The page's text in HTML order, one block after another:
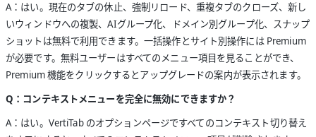
A：はい。現在のタブの休止、強制リロード、重複タブのクローズ、新し
いウィンドウへの複製、AIグループ化、ドメイン別グループ化、スナップ
ショットは無料で利用できます。一括操作とサイト別操作には Premium
が必要です。無料ユーザーはすべてのメニュー項目を見ることができ、
Premium 機能をクリックするとアップグレードの案内が表示されます。
Q：コンテキストメニューを完全に無効にできますか？
A：はい。VertiTab のオプションページですべてのコンテキスト切り替え